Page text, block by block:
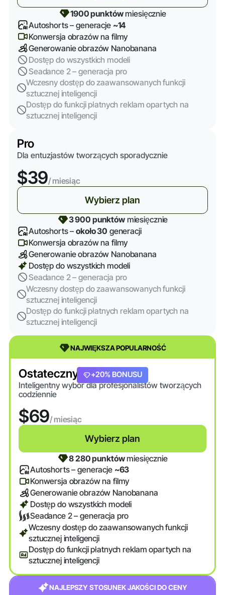
1900 punktówmiesięcznie
Autoshorts – generacje ~14
Konwersja obrazów na filmy
Generowanie obrazów Nanobanana
Dostęp do wszystkich modeli
Seadance 2 – generacja pro
Wczesny dostęp do zaawansowanych funkcji
sztucznej inteligencji
Dostęp do funkcji płatnych reklam opartych na
sztucznej inteligencji
Pro
Dla entuzjastów tworzących sporadycznie
$39/ miesiąc
Wybierz plan
3 900 punktówmiesięcznie
Autoshorts –około 30 generacji
Konwersja obrazów na filmy
Generowanie obrazów Nanobanana
Dostęp do wszystkich modeli
Seadance 2 – generacja pro
Wczesny dostęp do zaawansowanych funkcji
sztucznej inteligencji
Dostęp do funkcji płatnych reklam opartych na
sztucznej inteligencji
NAJWIĘKSZA POPULARNOŚĆ
Ostateczny
Inteligentny wybór dla profesjonalistów tworzących
codziennie
$69/ miesiąc
Wybierz plan
+20% BONUSU
8 280 punktówmiesięcznie
Autoshorts – generacje ~63
Konwersja obrazów na filmy
Generowanie obrazów Nanobanana
Dostęp do wszystkich modeli
Seadance 2 – generacja pro
Wczesny dostęp do zaawansowanych funkcji
sztucznej inteligencji
Dostęp do funkcji płatnych reklam opartych na
sztucznej inteligencji
NAJLEPSZY STOSUNEK JAKOŚCI DO CENY